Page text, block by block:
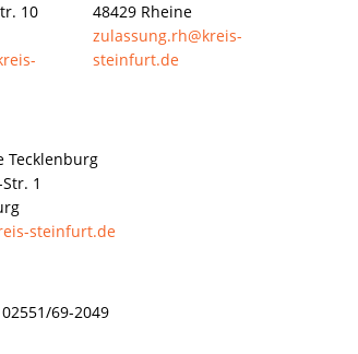
10
48429 Rheine
zulassung.rh@kreis-
steinfurt.de
Tecklenburg
1
steinfurt.de
69-2049